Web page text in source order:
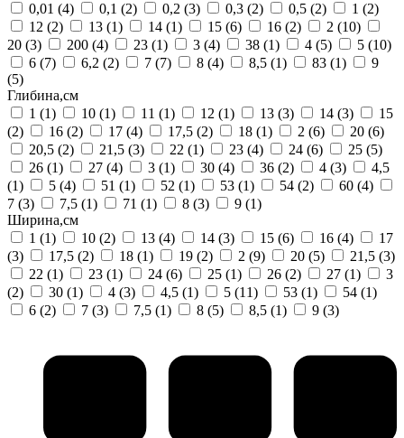
0,01 (4) 0,1 (2) 0,2 (3) 0,3 (2) 0,5 (2) 1 (2)
12 (2) 13 (1) 14 (1) 15 (6) 16 (2) 2 (10)
20 (3) 200 (4) 23 (1) 3 (4) 38 (1) 4 (5) 5 (10)
6 (7) 6,2 (2) 7 (7) 8 (4) 8,5 (1) 83 (1)
9
(5)
Глибина,см
1 (1) 10 (1) 11 (1) 12 (1) 13 (3) 14 (3)
15
(2)
16 (2) 17 (4) 17,5 (2) 18 (1) 2 (6) 20 (6)
20,5 (2) 21,5 (3) 22 (1) 23 (4) 24 (6) 25 (5)
26 (1) 27 (4) 3 (1) 30 (4) 36 (2) 4 (3)
4,5
(1)
5 (4) 51 (1) 52 (1) 53 (1) 54 (2) 60 (4)
7 (3) 7,5 (1) 71 (1) 8 (3) 9 (1)
Ширина,см
1 (1) 10 (2) 13 (4) 14 (3) 15 (6) 16 (4)
17
(3)
17,5 (2) 18 (1) 19 (2) 2 (9) 20 (5) 21,5 (3)
22 (1) 23 (1) 24 (6) 25 (1) 26 (2) 27 (1)
3
(2)
30 (1) 4 (3) 4,5 (1) 5 (11) 53 (1) 54 (1)
6 (2) 7 (3) 7,5 (1) 8 (5) 8,5 (1) 9 (3)